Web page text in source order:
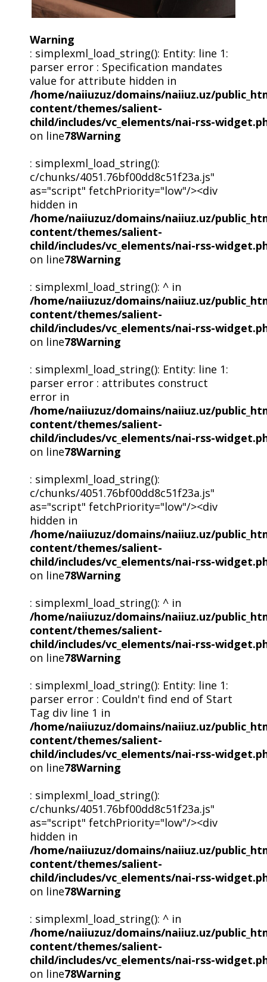
Warning
: simplexml_load_string(): Entity: line 1:
parser error : Specification mandates
value for attribute hidden in
/home/naiiuzuz/domains/naiiuz.uz/
content/themes/salient-
child/includes/vc_elements/nai-rss-
on line78Warning
: simplexml_load_string():
c/chunks/4051.76bf00dd8c51f23a.js"
as="script" fetchPriority="low"/><div
hidden in
/home/naiiuzuz/domains/naiiuz.uz/
content/themes/salient-
child/includes/vc_elements/nai-rss-
on line78Warning
: simplexml_load_string(): ^ in
/home/naiiuzuz/domains/naiiuz.uz/
content/themes/salient-
child/includes/vc_elements/nai-rss-
on line78Warning
: simplexml_load_string(): Entity: line 1:
parser error : attributes construct
error in
/home/naiiuzuz/domains/naiiuz.uz/
content/themes/salient-
child/includes/vc_elements/nai-rss-
on line78Warning
: simplexml_load_string():
c/chunks/4051.76bf00dd8c51f23a.js"
as="script" fetchPriority="low"/><div
hidden in
/home/naiiuzuz/domains/naiiuz.uz/
content/themes/salient-
child/includes/vc_elements/nai-rss-
on line78Warning
: simplexml_load_string(): ^ in
/home/naiiuzuz/domains/naiiuz.uz/
content/themes/salient-
child/includes/vc_elements/nai-rss-
on line78Warning
: simplexml_load_string(): Entity: line 1:
parser error : Couldn't find end of Start
Tag div line 1 in
/home/naiiuzuz/domains/naiiuz.uz/
content/themes/salient-
child/includes/vc_elements/nai-rss-
on line78Warning
: simplexml_load_string():
c/chunks/4051.76bf00dd8c51f23a.js"
as="script" fetchPriority="low"/><div
hidden in
/home/naiiuzuz/domains/naiiuz.uz/
content/themes/salient-
child/includes/vc_elements/nai-rss-
on line78Warning
: simplexml_load_string(): ^ in
/home/naiiuzuz/domains/naiiuz.uz/
content/themes/salient-
child/includes/vc_elements/nai-rss-
on line78Warning